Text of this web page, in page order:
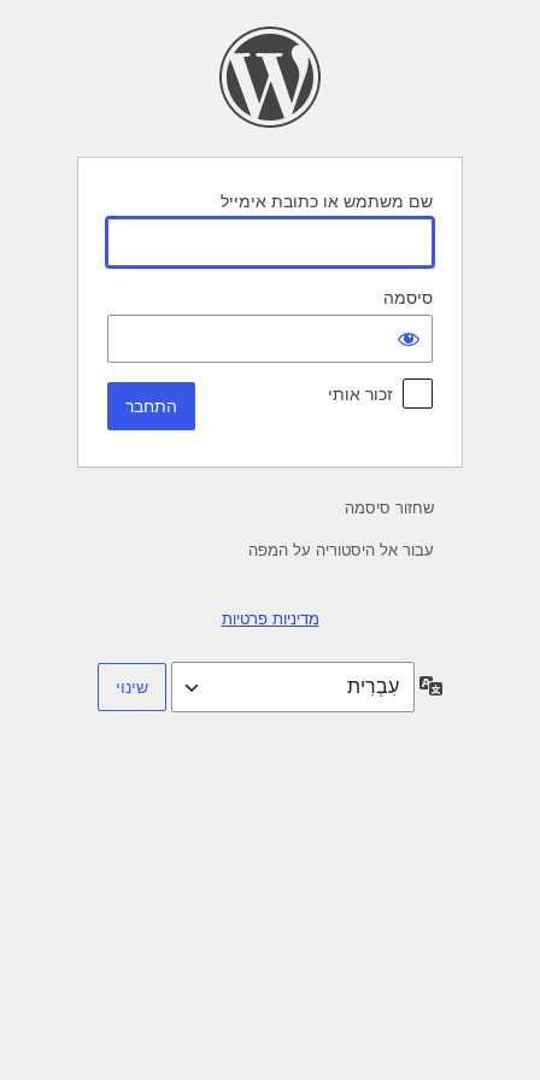
שם משתמש או כתובת אימייל
סיסמה
זכור אותי
שחזור סיסמה
עבור אל היסטוריה על המפה
מדיניות פרטיות
שפה